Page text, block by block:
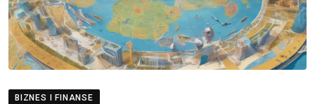
BIZNES I FINANSE